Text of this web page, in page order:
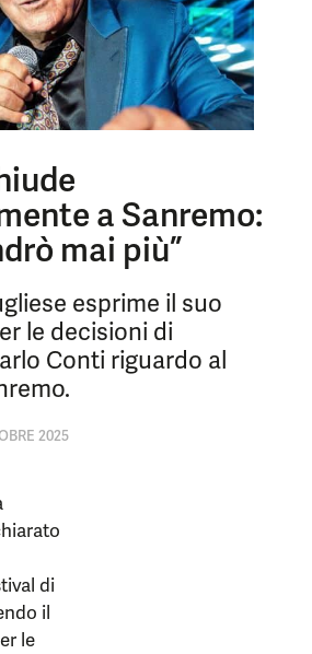
a Sanremo:
mai più”
esprime il suo
le decisioni di
Conti riguardo al
2025
di
il
le